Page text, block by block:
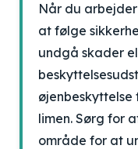
Når du
at følge
undgå skader
limen. Sørg for
område for at